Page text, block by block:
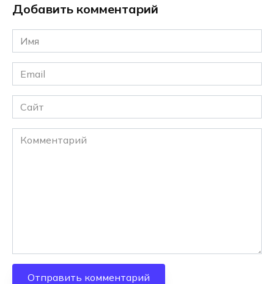
Добавить комментарий
Имя
*
Email
*
Сайт
Комментарий